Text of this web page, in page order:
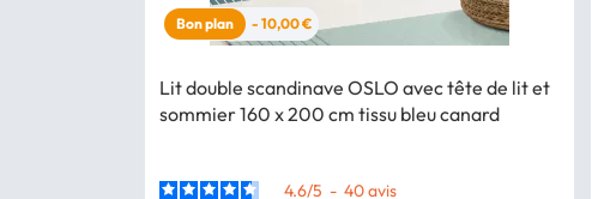
Bon plan - 10,00 €
Lit double scandinave OSLO avec tête de lit et
sommier 160 x 200 cm tissu bleu canard
4.6/5 - 40avis